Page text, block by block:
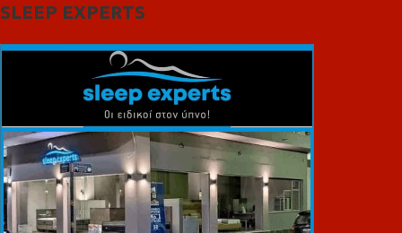
SLEEP EXPERTS